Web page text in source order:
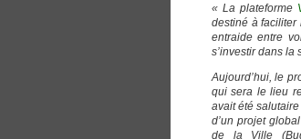
« La plateforme
destiné à faciliter
entraide entre
s’investir dans la
Aujourd’hui, le
qui sera le lieu
avait été
d’un projet
de la Ville